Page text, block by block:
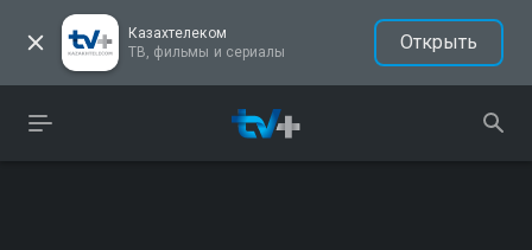
Казахтелеком
ТВ, фильмы и сериалы
Открыть